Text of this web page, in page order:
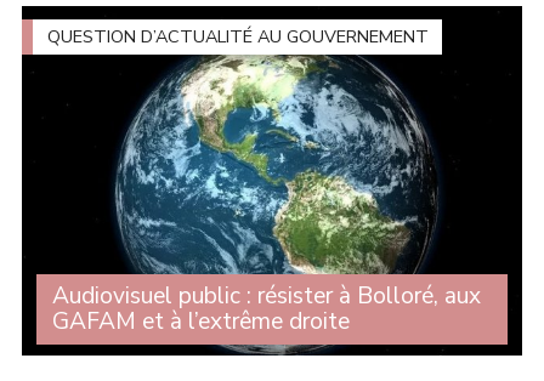
de dénoncer une loi de programmation militaire (...)
QUESTION D’ACTUALITÉ AU GOUVERNEMENT
Audiovisuel public : résister à Bolloré, aux
GAFAM et à l’extrême droite
Alors que la commission d'enquête sur l'audiovisuel